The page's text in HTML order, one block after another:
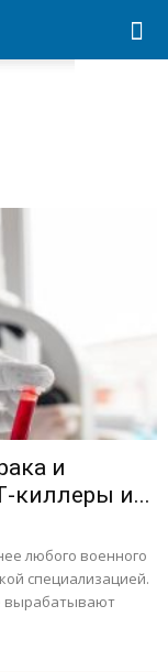
и
киллеры и...
любого военного
специализацией.
вырабатывают